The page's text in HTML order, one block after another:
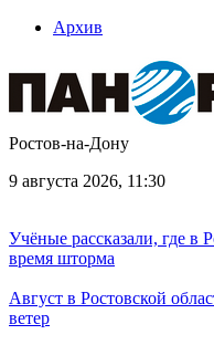
Архив
Ростов-на-Дону
9 августа 2026, 11:30
Учёные рассказали, где в
время шторма
Август в Ростовской
ветер